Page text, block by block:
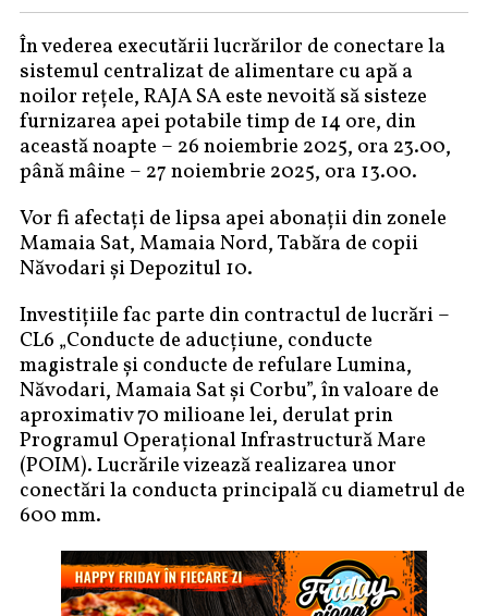
În vederea executării lucrărilor de conectare la
sistemul centralizat de alimentare cu apă a
noilor rețele, RAJA SA este nevoită să sisteze
furnizarea apei potabile timp de 14 ore, din
această noapte – 26 noiembrie 2025, ora 23.00,
până mâine – 27 noiembrie 2025, ora 13.00.
Vor fi afectați de lipsa apei abonații din zonele
Mamaia Sat, Mamaia Nord, Tabăra de copii
Năvodari și Depozitul 10.
Investițiile fac parte din contractul de lucrări –
CL6 „Conducte de aducțiune, conducte
magistrale și conducte de refulare Lumina,
Năvodari, Mamaia Sat și Corbu”, în valoare de
aproximativ 70 milioane lei, derulat prin
Programul Operațional Infrastructură Mare
(POIM). Lucrările vizează realizarea unor
conectări la conducta principală cu diametrul de
600 mm.